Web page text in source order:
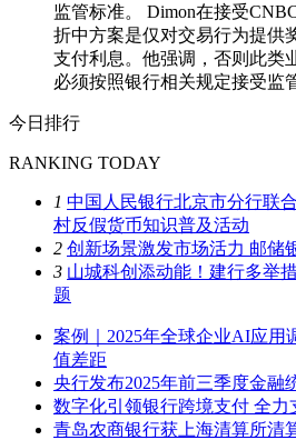
监管标准。 Dimon在接受
折中方案是仅对交易行为提供
支付利息。他强调，否则此类
必须按照银行相关规定接受监
今日排行
RANKING TODAY
1 中国人民银行北京市分行联
村反假货币知识普及活动
2 创新场景激发市场活力 邮储
3 山城科创添动能！建行多举
题
案例｜2025年全球企业AI应用
值差距
央行发布2025年前三季度金融
数字化引领银行跨境支付 全
青岛农商银行获上海清算所清